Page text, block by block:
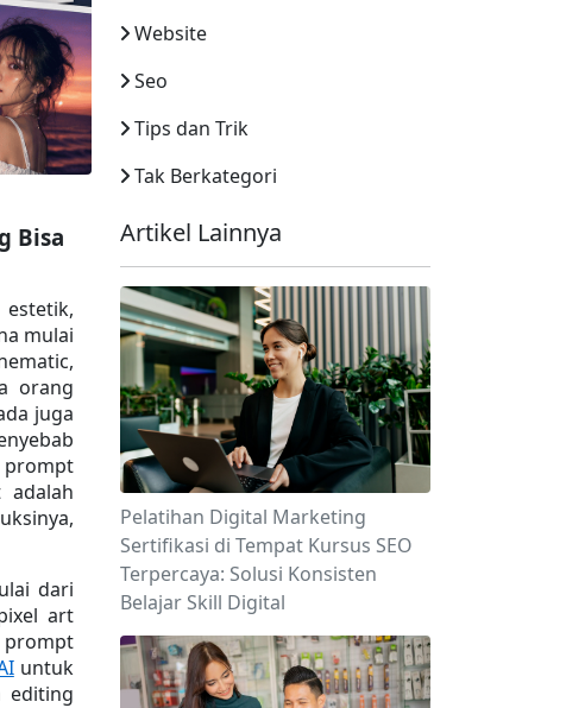
Bisa
mulai
orang
juga
prompt
dari
art
prompt
untuk
editing
Website
Seo
Tips dan Trik
Tak Berkategori
Artikel Lainnya
Pelatihan Digital Marketing
Sertifikasi di Tempat Kursus SEO
Terpercaya: Solusi Konsisten
Belajar Skill Digital